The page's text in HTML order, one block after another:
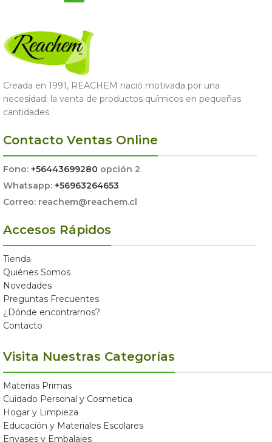
Creada en 1991, REACHEM nació motivada por una
necesidad: la venta de productos químicos en pequeñas
cantidades.
Contacto Ventas Online
Fono: +56443699280 opción 2
Whatsapp: +56963264653
Correo: reachem@reachem.cl
Accesos Rápidos
Tienda
Quiénes Somos
Novedades
Preguntas Frecuentes
¿Dónde encontrarnos?
Contacto
Visita Nuestras Categorías
Materias Primas
Cuidado Personal y Cosmetica
Hogar y Limpieza
Educación y Materiales Escolares
Envases y Embalajes